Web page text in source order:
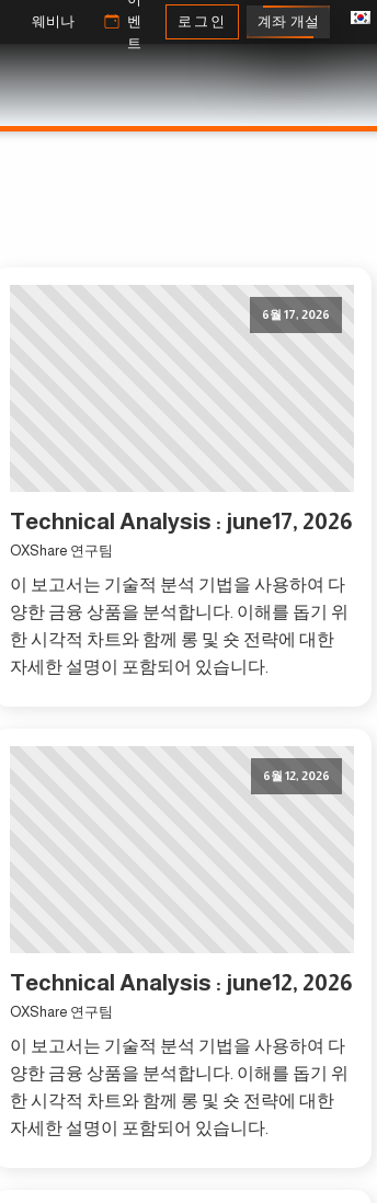
웨비나
벤
트
로그인 계좌 개설
6월 17, 2026
Technical Analysis : june17, 2026
OXShare 연구팀
이 보고서는 기술적 분석 기법을 사용하여 다
양한 금융 상품을 분석합니다. 이해를 돕기 위
한 시각적 차트와 함께 롱 및 숏 전략에 대한
자세한 설명이 포함되어 있습니다.
6월 12, 2026
Technical Analysis : june12, 2026
OXShare 연구팀
이 보고서는 기술적 분석 기법을 사용하여 다
양한 금융 상품을 분석합니다. 이해를 돕기 위
한 시각적 차트와 함께 롱 및 숏 전략에 대한
자세한 설명이 포함되어 있습니다.